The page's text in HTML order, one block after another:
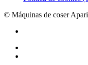
© Máquinas de coser